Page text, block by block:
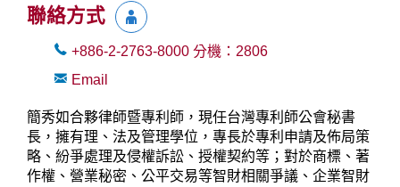
聯絡方式
+886-2-2763-8000 分機： 2806
Email
簡秀如合夥律師暨專利師，現任台灣專利師公會秘書
長，擁有理、法及管理學位，專長於專利申請及佈局策
略、紛爭處理及侵權訴訟、授權契約等；對於商標、著
作權、營業秘密、公平交易等智財相關爭議、企業智財